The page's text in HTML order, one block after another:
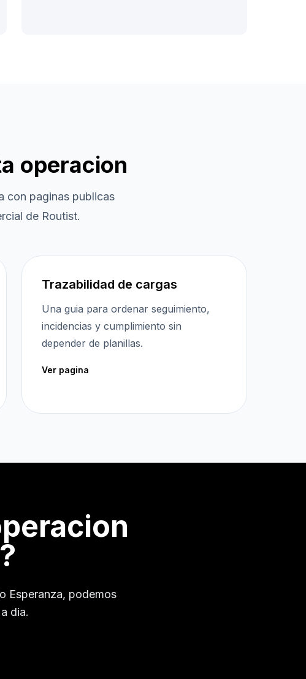
operacion
con paginas publicas
de Routist.
Trazabilidad de cargas
Una guia para ordenar seguimiento,
incidencias y cumplimiento sin
depender de planillas.
Ver pagina
Esperanza, podemos
dia.